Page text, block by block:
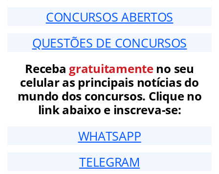
CONCURSOS ABERTOS
QUESTÕES DE CONCURSOS
Receba gratuitamenteno seu
celular as principais notícias do
mundo dos concursos. Clique no
link abaixo e inscreva-se:
WHATSAPP
TELEGRAM